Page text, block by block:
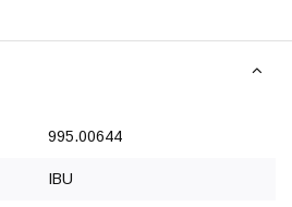
995.00644
IBU